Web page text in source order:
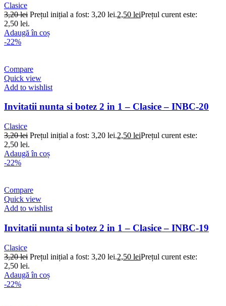
Clasice
3,20lei Prețul inițial a fost: 3,20 lei.2,50 leiPrețul curent este:
2,50 lei.
Adaugă în coș
-22%
Compare
Quick view
Add to wishlist
Invitatii nunta si botez 2 in 1 – Clasice – INBC-20
Clasice
3,20lei Prețul inițial a fost: 3,20 lei.2,50 leiPrețul curent este:
2,50 lei.
Adaugă în coș
-22%
Compare
Quick view
Add to wishlist
Invitatii nunta si botez 2 in 1 – Clasice – INBC-19
Clasice
3,20lei Prețul inițial a fost: 3,20 lei.2,50 leiPrețul curent este:
2,50 lei.
Adaugă în coș
-22%